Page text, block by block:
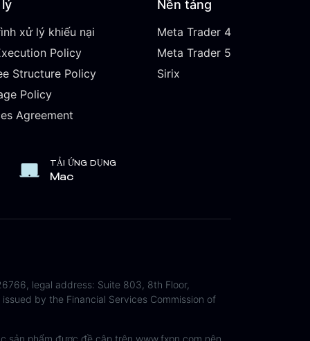
xử lý khiếu nại
Policy
Structure Policy
Policy
Agreement
Nền tảng
Meta Trader 4
Meta Trader 5
Sirix
TẢI ỨNG DỤNG
Mac
legal address: Suite 803, 8th Floor,
by the Financial Services Commission of
sản phẩm được đề cập trên www.fxpn.com nên